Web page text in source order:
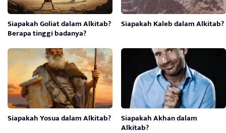
Siapakah Goliat dalam Alkitab?
Berapa tinggi badanya?
Siapakah Kaleb dalam Alkitab?
Siapakah Yosua dalam Alkitab? Siapakah Akhan dalam
Alkitab?